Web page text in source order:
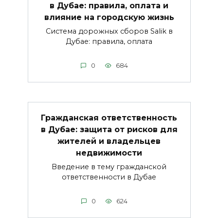
в Дубае: правила, оплата и
влияние на городскую жизнь
Система дорожных сборов Salik в
Дубае: правила, оплата
0 684
Гражданская ответственность
в Дубае: защита от рисков для
жителей и владельцев
недвижимости
Введение в тему гражданской
ответственности в Дубае
0 624